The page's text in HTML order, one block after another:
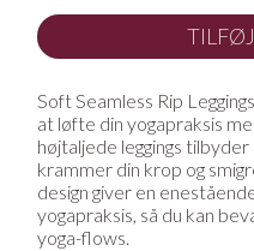
Soft Seamless Rip
at løfte din yogapraksis
højtaljede leggings
krammer din krop og
design giver en
yogapraksis, så du kan
yoga-flows.